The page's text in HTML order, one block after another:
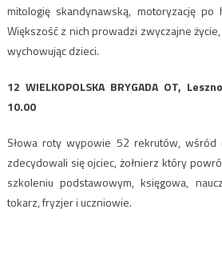
mitologię skandynawską, motoryzację
Większość z nich prowadzi zwyczajne
wychowując dzieci.
12 WIELKOPOLSKA BRYGADA OT,
10.00
Słowa roty wypowie 52 rekrutów, wśród
zdecydowali się ojciec, żołnierz który
szkoleniu podstawowym, księgowa,
tokarz, fryzjer i uczniowie.